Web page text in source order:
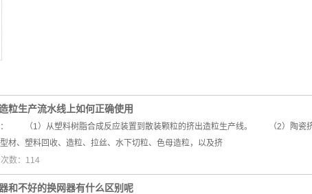
粒生产流水线上如何正确使用
（1）从塑料树脂合成反应装置到散装颗粒的挤出造粒生产线。 （2）陶瓷
材、塑料回收、造粒、拉丝、水下切粒、色母造粒，以及挤
数：114
和不好的换网器有什么区别呢